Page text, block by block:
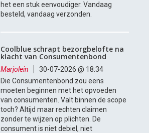
het een stuk eenvoudiger. Vandaag
besteld, vandaag verzonden.
Coolblue schrapt bezorgbelofte na
klacht van Consumentenbond
Marjolein
30-07-2026 @ 18:34
Die Consumentenbond zou eens
moeten beginnen met het opvoeden
van consumenten. Valt binnen de scope
toch? Altijd maar rechten claimen
zonder te wijzen op plichten. De
consument is niet debiel, niet